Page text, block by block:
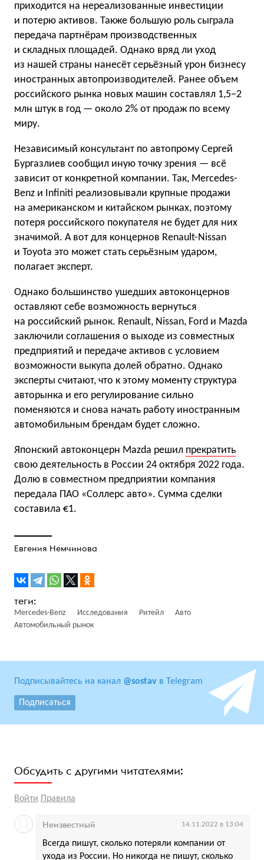
приходится на нереализованные инвестиции
и потерю активов. Также большую роль сыграла
передача партнёрам производственных
и складных площадей. Однако вряд ли уход
из нашей страны нанесёт серьёзный урон бизнесу
иностранных автопроизводителей. Ранее объем
российского рынка новых машин составлял 1,5−2
млн штук в год — около 2% от продаж по всему
миру.
Независимый консультант по автопрому Сергей
Бургазлиев сообщил иную точку зрения — всё
зависит от конкретной компании. Так, Mercedes-
Benz и Infiniti реализовывали крупные продажи
на американском и китайском рынках, поэтому
потеря российского покупателя не будет для них
значимой. А вот для концернов Renault-Nissan
и Toyota это может стать серьёзным ударом,
полагает эксперт.
Однако большинство ушедших автоконцернов
оставляют себе возможность вернуться
на российский рынок. Renault, Nissan, Ford и Mazda
заключили соглашения о выходе из совместных
предприятий и передаче активов с условием
возможности выкупа долей обратно. Однако
эксперты считают, что к этому моменту структура
авторынка и его регулирование сильно
поменяются и снова начать работу иностранным
автомобильным брендам будет сложно.
Японский автоконцерн Mazda решил прекратить
свою деятельность в России 24 октября 2022 года.
Долю в совместном предприятии компания
передала ПАО «Соллерс авто». Сумма сделки
составила €1.
Евгения Немчинова
Mercedes-Benz Исследования Ритейл
Авто
Автомобильный рынок
Подписывайтесь на канал @sostav в Telegram
Подписаться
Обсудить с другими читателями:
Войти Правила
Всегда пишут, сколько потеряли компании от
ухода из России. Но никогда не пишут, сколько
Неизвестный 14.11.2022 в 13:04